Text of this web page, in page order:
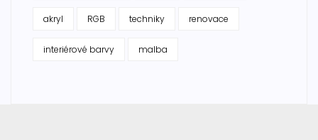
akryl RGB techniky renovace
interiérové barvy malba